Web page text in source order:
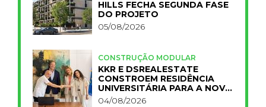
HILLS FECHA SEGUNDA FASE
DO PROJETO
05/08/2026
CONSTRUÇÃO MODULAR
KKR E DSREALESTATE
CONSTROEM RESIDÊNCIA
UNIVERSITÁRIA PARA A NOVA
FCT
04/08/2026